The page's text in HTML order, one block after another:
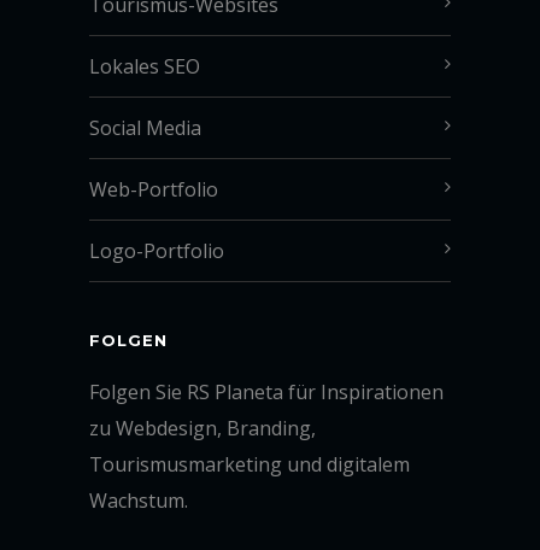
Lokales SEO
Social Media
Web-Portfolio
Logo-Portfolio
FOLGEN
Folgen Sie RS Planeta für Inspirationen
zu Webdesign, Branding,
Tourismusmarketing und digitalem
Wachstum.